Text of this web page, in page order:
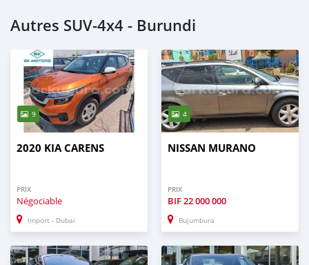
Autres SUV‒4x4 - Burundi
9
2020 KIA CARENS
PRIX
Négociable
Import - Dubai
4
NISSAN MURANO
PRIX
BIF22 000 000
Bujumbura